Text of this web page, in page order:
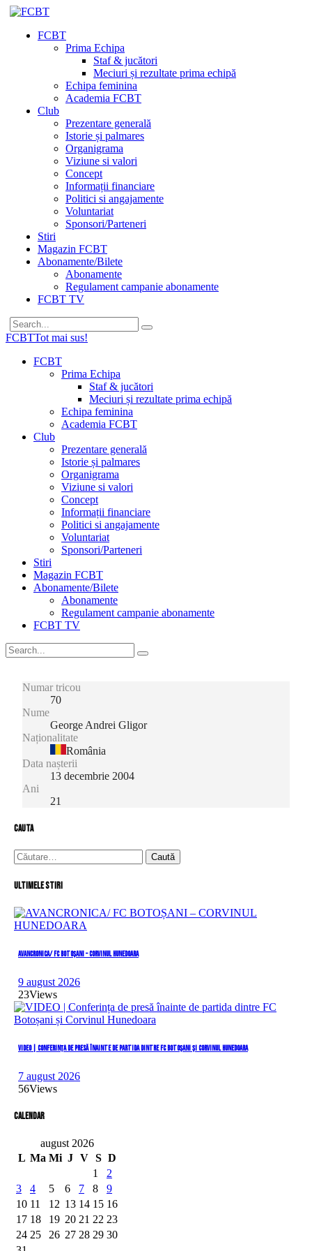
FCBT
Prima Echipa
Staf & jucători
Meciuri și rezultate prima echipă
Echipa feminina
Academia FCBT
Club
Prezentare generală
Istorie și palmares
Organigrama
Viziune si valori
Concept
Informații financiare
Politici si angajamente
Voluntariat
Sponsori/Parteneri
Stiri
Magazin FCBT
Abonamente/Bilete
Abonamente
Regulament campanie abonamente
FCBT TV
FCBTTot mai sus!
FCBT
Prima Echipa
Staf & jucători
Meciuri și rezultate prima echipă
Echipa feminina
Academia FCBT
Club
Prezentare generală
Istorie și palmares
Organigrama
Viziune si valori
Concept
Informații financiare
Politici si angajamente
Voluntariat
Sponsori/Parteneri
Stiri
Magazin FCBT
Abonamente/Bilete
Abonamente
Regulament campanie abonamente
FCBT TV
Numar tricou
70
Nume
George Andrei Gligor
Naționalitate
România
Data nașterii
13 decembrie 2004
Ani
21
cauta
Caută
după:
Ultimele stiri
AVANCRONICA/ FC BOTOȘANI – CORVINUL HUNEDOARA
9 august 2026
23Views
VIDEO | Conferința de presă înainte de partida dintre FC Botoșani și Corvinul Hunedoara
7 august 2026
56Views
Calendar
august 2026
L Ma Mi J V S D
1
2
3
4 5 6 7 8
9
10 11 12 13 14 15 16
17 18 19 20 21 22 23
24 25 26 27 28 29 30